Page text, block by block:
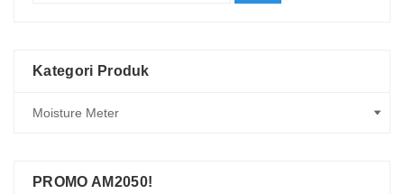
Kategori Produk
PROMO AM2050!